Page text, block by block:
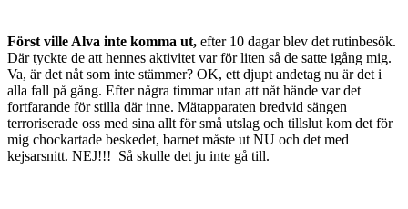
Först ville Alva inte komma ut, efter 10 dagar blev det rutinbesök.
Där tyckte de att hennes aktivitet var för liten så de satte igång mig.
Va, är det nåt som inte stämmer? OK, ett djupt andetag nu är det i
alla fall på gång. Efter några timmar utan att nåt hände var det
fortfarande för stilla där inne. Mätapparaten bredvid sängen
terroriserade oss med sina allt för små utslag och tillslut kom det för
mig chockartade beskedet, barnet måste ut NU och det med
kejsarsnitt. NEJ!!! Så skulle det ju inte gå till.